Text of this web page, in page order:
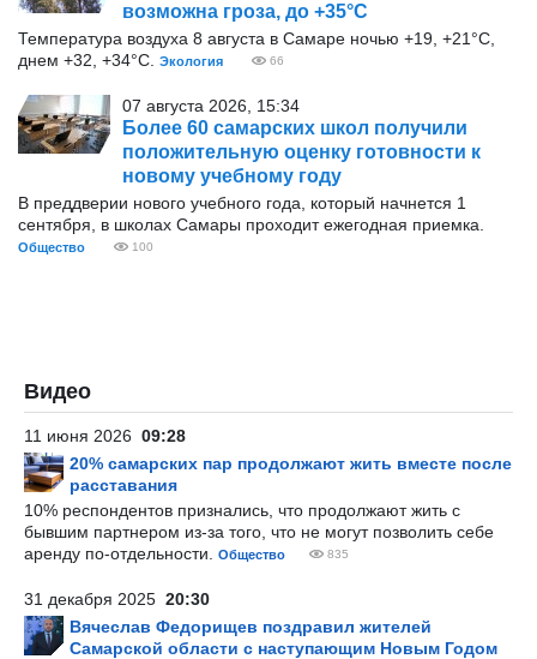
возможна гроза, до +35°С
Температура воздуха 8 августа в Самаре ночью +19, +21°С,
днем +32, +34°С.
Экология 66
07 августа 2026, 15:34
Более 60 самарских школ получили
положительную оценку готовности к
новому учебному году
В преддверии нового учебного года, который начнется 1
сентября, в школах Самары проходит ежегодная приемка.
Общество 100
Видео
11 июня 2026 09:28
20% самарских пар продолжают жить вместе после
расставания
10% респондентов признались, что продолжают жить с
бывшим партнером из-за того, что не могут позволить себе
аренду по-отдельности.
Общество 835
31 декабря 2025 20:30
Вячеслав Федорищев поздравил жителей
Самарской области с наступающим Новым Годом